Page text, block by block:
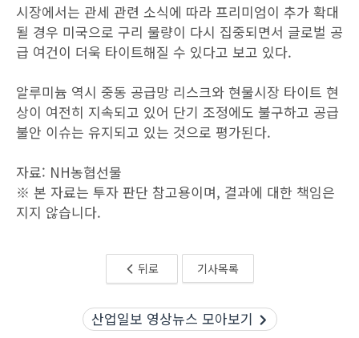
시장에서는 관세 관련 소식에 따라 프리미엄이 추가 확대
될 경우 미국으로 구리 물량이 다시 집중되면서 글로벌 공
급 여건이 더욱 타이트해질 수 있다고 보고 있다.
알루미늄 역시 중동 공급망 리스크와 현물시장 타이트 현
상이 여전히 지속되고 있어 단기 조정에도 불구하고 공급
불안 이슈는 유지되고 있는 것으로 평가된다.
자료: NH농협선물
※ 본 자료는 투자 판단 참고용이며, 결과에 대한 책임은
지지 않습니다.
뒤로 기사목록
산업일보 영상뉴스 모아보기